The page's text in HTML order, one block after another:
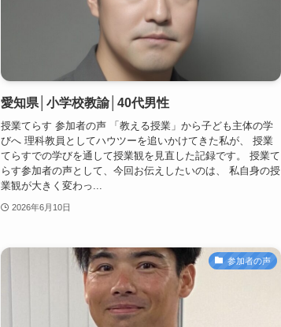
愛知県│小学校教諭│40代男性
授業てらす 参加者の声 「教える授業」から子ども主体の学
びへ 理科教員としてハウツーを追いかけてきた私が、 授業
てらすでの学びを通して授業観を見直した記録です。 授業て
らす参加者の声として、今回お伝えしたいのは、 私自身の授
業観が大きく変わっ...
2026年6月10日
参加者の声